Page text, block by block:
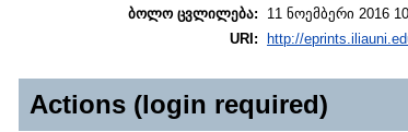
ბოლო ცვლილება:
11 ნოემბერი 2016
URI:
http://
Actions (login required)